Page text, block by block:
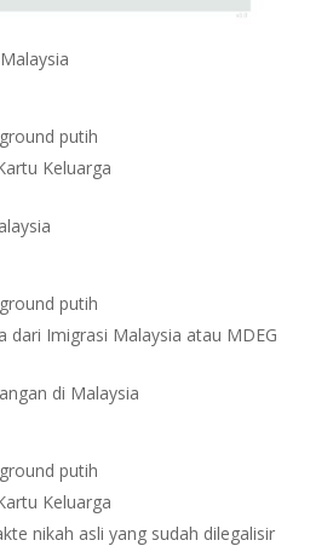
putih
Keluarga
putih
dari Imigrasi Malaysia atau MDEG
di Malaysia
putih
Keluarga
nikah asli yang sudah dilegalisir